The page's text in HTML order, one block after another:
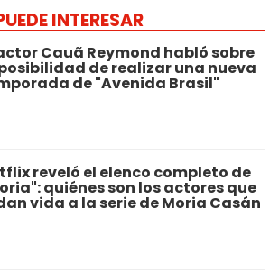
INTERESAR
Cauã Reymond habló sobre
de realizar una nueva
de "Avenida Brasil"
reveló el elenco completo de
quiénes son los actores que
vida a la serie de Moria Casán